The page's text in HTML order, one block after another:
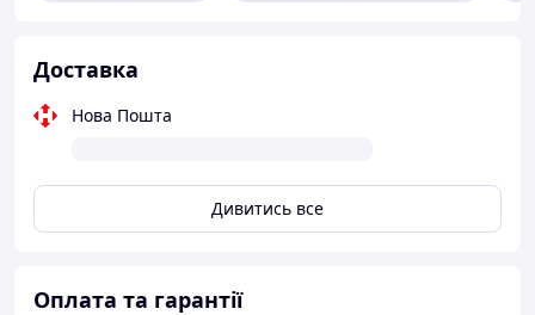
Доставка
Нова Пошта
Дивитись все
Оплата та гарантії